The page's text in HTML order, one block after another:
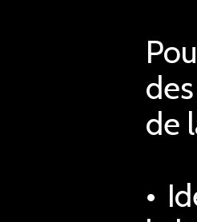
de
•